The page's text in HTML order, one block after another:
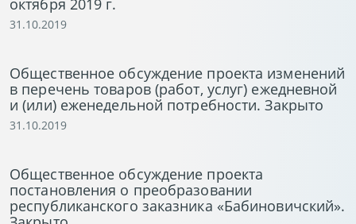
октября 2019 г.
31.10.2019
Общественное обсуждение проекта изменений
в перечень товаров (работ, услуг) ежедневной
и (или) еженедельной потребности. Закрыто
31.10.2019
Общественное обсуждение проекта
постановления о преобразовании
республиканского заказника «Бабиновичский».